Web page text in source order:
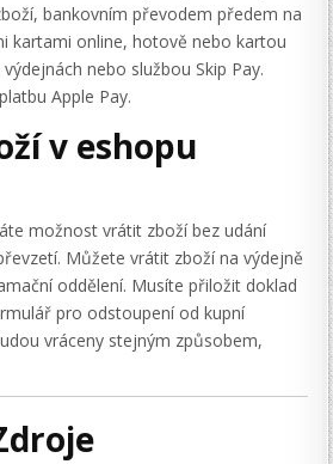
bankovním převodem předem na
kartami online, hotově nebo kartou
nebo službou Skip Pay.
Apple Pay.
v eshopu
možnost vrátit zboží bez udání
Můžete vrátit zboží na výdejně
oddělení. Musíte přiložit doklad
pro odstoupení od kupní
vráceny stejným způsobem,